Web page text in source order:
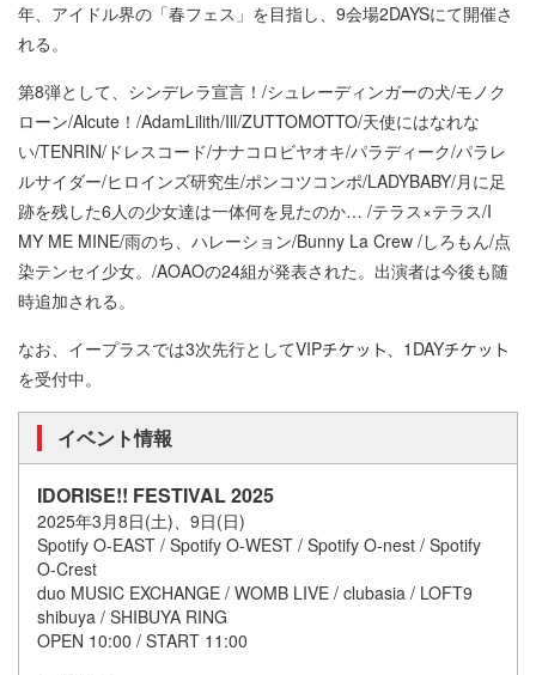
年、アイドル界の「春フェス」を⽬指し、9会場2DAYSにて開催さ
れる。
第8弾として、シンデレラ宣言！/シュレーディンガーの犬/モノク
ローン/Alcute！/AdamLilith/Ill/ZUTTOMOTTO/天使にはなれな
い/TENRIN/ドレスコード/ナナコロビヤオキ/パラディーク/パラレ
ルサイダー/ヒロインズ研究生/ポンコツコンポ/LADYBABY/月に足
跡を残した6人の少女達は一体何を見たのか… /テラス×テラス/I
MY ME MINE/雨のち、ハレーション/Bunny La Crew /しろもん/点
染テンセイ少女。/AOAOの24組が発表された。出演者は今後も随
時追加される。
なお、イープラスでは3次先行としてVIP
、1DAY
を受付中。
イベント情報
IDORISE!! FESTIVAL 2025
2025年3月8日(土)、9日(日)
Spotify O-EAST / Spotify O-WEST / Spotify O-nest / Spotify
O-Crest
duo MUSIC EXCHANGE / WOMB LIVE / clubasia / LOFT9
shibuya / SHIBUYA RING
OPEN 10:00 / START 11:00